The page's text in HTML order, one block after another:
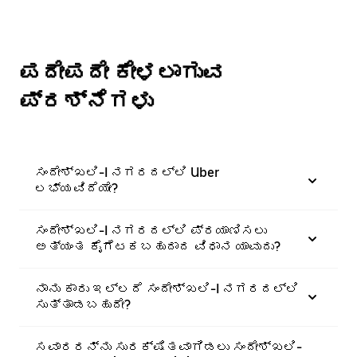
ಪದೇಪದೇ ಕೇಳಲಾಗುವ
ಪ್ರಶ್ನೆಗಳು
ಸಂದೇಶ್‌ಖಲಿ-I ನಗರದಲ್ಲಿ Uber
ಲಭ್ಯವಿದೆಯೇ?
ಸಂದೇಶ್‌ಖಲಿ-I ನಗರದಲ್ಲಿ ಪ್ರಯಾಣಿಸಲು
ಅತ್ಯಂತ ಕೈಗೆಟಕಬಹುದಾದ ವಿಧಾನ ಯಾವುದು?
ನಾನು ಕಾರು ಇಲ್ಲದೆ ಸಂದೇಶ್‌ಖಲಿ-I ನಗರದಲ್ಲಿ
ಸುತ್ತಾಡಬಹುದೇ?
ಸವಾರರನ್ನು ಸುರಕ್ಷಿತವಾಗಿಡಲು ಸಂದೇಶ್‌ಖಲಿ-